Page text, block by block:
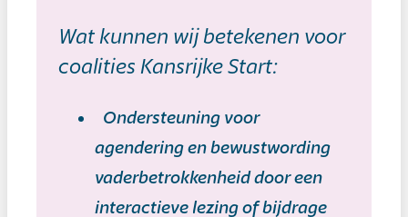
Wat kunnen wij betekenen voor
coalities Kansrijke Start:
Ondersteuning voor
agendering en bewustwording
vaderbetrokkenheid door een
interactieve lezing of bijdrage